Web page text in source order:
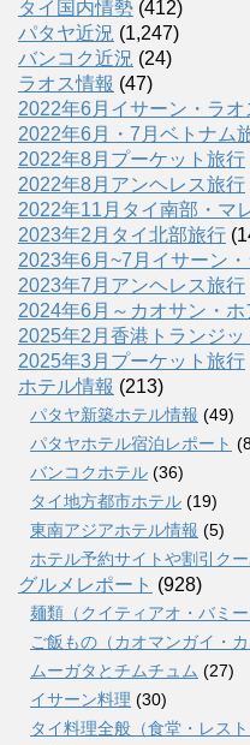
タイ国内情勢 (412)
パタヤ近況 (1,247)
バンコク近況 (24)
ラオス情報 (47)
2022年6月イサーン・ラオ
2022年6月・7月ベトナム
2022年8月プーケット旅行
2022年8月アンヘレス旅行
2022年11月タイ南部・マ
2023年2月タイ北部旅行
2023年6月~7月イサーン
2023年7月アンヘレス旅行
2024年6月～カオサン・
2025年2月香港トランジッ
2025年3月プーケット旅行
ホテル情報 (213)
パタヤ新築ホテル情報 (49)
パタヤホテル宿泊レポート
バンコクホテル (36)
タイ地方都市ホテル (19)
東南アジアホテル情報 (5)
ホテル予約サイトや割引ク
グルメレポート (928)
麺類（クイティアオ・バミー
ご飯もの（カオマンガイ・カ
ムーガタとチムチュム (27)
イサーン料理 (30)
タイ料理全般（食堂・レスト